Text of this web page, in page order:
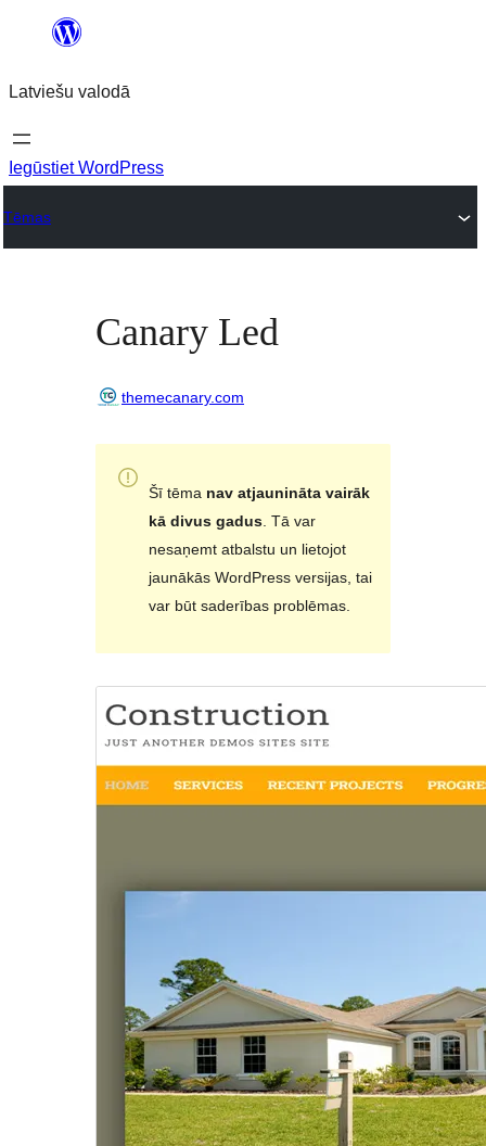
Pāriet
saturu
Latviešu valodā
Iegūstiet WordPress
Tēmas
Canary Led
themecanary.com
Šī tēma nav atjaunināta vairāk
kā divus gadus. Tā var
nesaņemt atbalstu un lietojot
jaunākās WordPress versijas, tai
var būt saderības problēmas.